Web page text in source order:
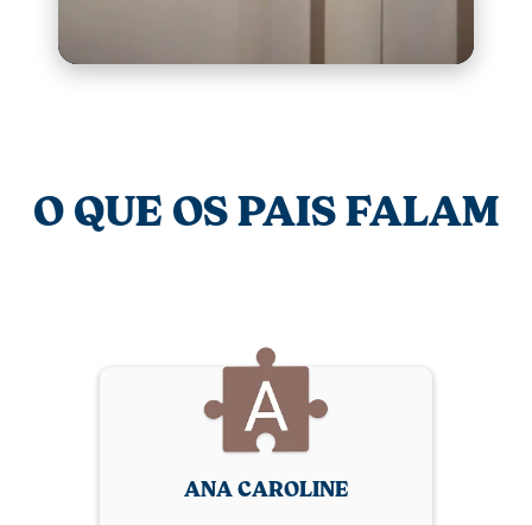
O QUE OS PAIS FALAM
ANA CAROLINE